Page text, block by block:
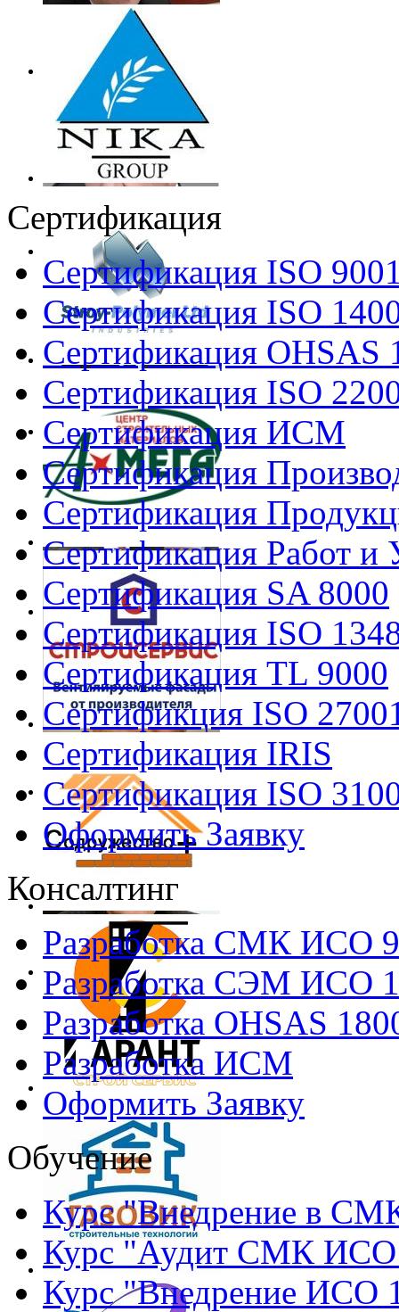
Сертификация
Сертификация ISO
Сертификация ISO
Сертификация OHSAS
Сертификация ISO
Сертификация ИСМ
Сертификация
Сертификация
Сертификация Работ и
Сертификация SA 8000
Сертификация ISO
Сертификация TL 9000
Сертификция ISO
Сертификация IRIS
Сертификация ISO
Оформить Заявку
Консалтинг
Разработка СМК ИСО
Разработка СЭМ ИСО
Разработка OHSAS
Разработка ИСМ
Оформить Заявку
Обучение
Курс "Внедрение в
Курс "Аудит СМК ИСО
Курс "Внедрение ИСО